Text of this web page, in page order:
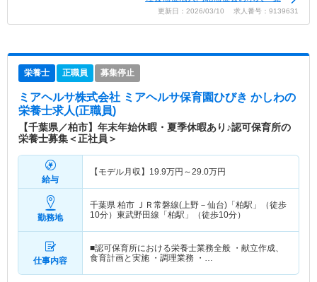
更新日：2026/03/10 求人番号：9139631
栄養士 正職員 募集停止
ミアヘルサ株式会社 ミアヘルサ保育園ひびき かしわの
栄養士求人(正職員)
【千葉県／柏市】年末年始休暇・夏季休暇あり♪認可保育所の
栄養士募集＜正社員＞
給与
【モデル月収】 19.9万円～29.0万円
勤務地
千葉県 柏市 ＪＲ常磐線(上野－仙台)「柏駅」（徒歩
10分）東武野田線「柏駅」（徒歩10分）
仕事内容
■認可保育所における栄養士業務全般 ・献立作成、
食育計画と実施 ・調理業務 ・…